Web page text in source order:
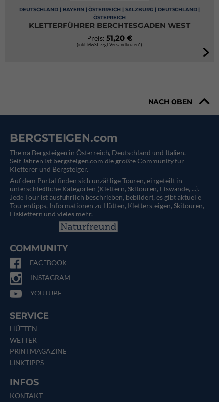
DEUTSCHLAND | BAYERN | ÖSTERREICH | SALZBURG | DEUTSCHLAND |
ÖSTERREICH
KLETTERFÜHRER BERCHTESGADEN WEST
Preis: 51,20 €
(inkl. MwSt. zzgl. Versandkosten*)
NACH OBEN
BERGSTEIGEN.com
Thema Bergsteigen in Österreich, Deutschland und Italien.
Seit Jahren ist bergsteigen.com die größte Community für
Kletterer und Bergsteiger.
Auf dem Portal finden sich unzählige Touren, eingeteilt in
unterschiedliche Kategorien (Klettern, Skitouren, Eiswände, ...).
Jede Tour ist ausführlich beschrieben, bebildert, es gibt aktuelle
Tourentipps, Informationen zu Hütten, Klettersteigen, Skitouren,
Eisklettern und vieles mehr.
COMMUNITY
FACEBOOK
INSTAGRAM
YOUTUBE
SERVICE
HÜTTEN
WETTER
PRINTMAGAZINE
LINKTIPPS
INFOS
KONTAKT